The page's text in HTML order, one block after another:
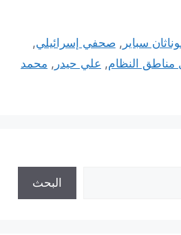
سباير ,صحفي إسرائيلي,
النظام, علي حيدر , محمد
البحث